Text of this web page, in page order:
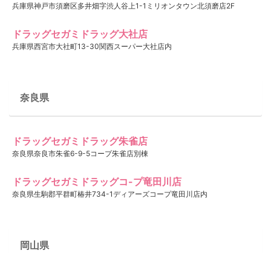
兵庫県神戸市須磨区多井畑字渋人谷上1-1ミリオンタウン北須磨店2F
ドラッグセガミドラッグ大社店
兵庫県西宮市大社町13-30関西スーパー大社店内
奈良県
ドラッグセガミドラッグ朱雀店
奈良県奈良市朱雀6-9-5コープ朱雀店別棟
ドラッグセガミドラッグコ-プ竜田川店
奈良県生駒郡平群町椿井734-1ディアーズコープ竜田川店内
岡山県